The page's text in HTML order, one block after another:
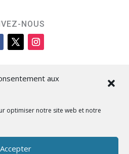
aux
optimiser notre site web et notre
Accepter
NOUS
L’Isula